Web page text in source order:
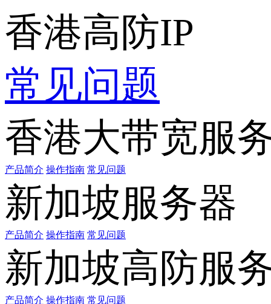
香港高防IP
常见问题
香港大带宽服
产品简介 操作指南 常见问题
新加坡服务器
产品简介 操作指南 常见问题
新加坡高防服
产品简介 操作指南 常见问题